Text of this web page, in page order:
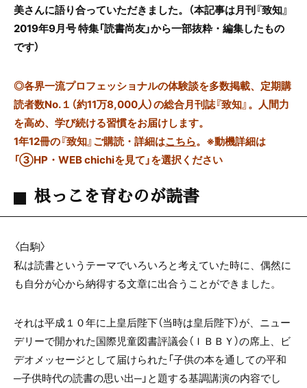
美さんに語り合っていただきました。（本記事は月刊『致知』
2019年9月号 特集「読書尚友」から一部抜粋・編集したもの
です）
◎各界一流プロフェッショナルの体験談を多数掲載、定期購
読者数No.１（約11万8,000人）の総合月刊誌『致知』。人間力
を高め、学び続ける習慣をお届けします。
1年12冊の『致知』ご購読・詳細はこちら。 ※動機詳細は
「③HP・WEB chichiを見て」を選択ください
根っこを育むのが読書
〈白駒〉
私は読書というテーマでいろいろと考えていた時に、偶然に
も自分が心から納得する文章に出合うことができました。
それは平成１０年に上皇后陛下（当時は皇后陛下）が、ニュー
デリーで開かれた国際児童図書評議会（ＩＢＢＹ）の席上、ビ
デオメッセージとして届けられた「子供の本を通しての平和
─子供時代の読書の思い出─」と題する基調講演の内容でし